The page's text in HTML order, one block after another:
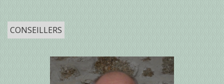
CONSEILLERS